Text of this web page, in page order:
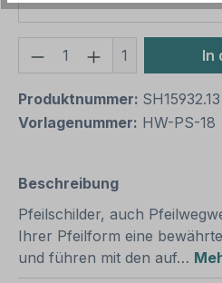
Produkt Anzahl:
1 In
Produktnummer: SH15932.13
Vorlagenummer: HW-PS-18
Beschreibung
Pfeilschilder, auch
Ihrer Pfeilform eine
und führen mit den auf…